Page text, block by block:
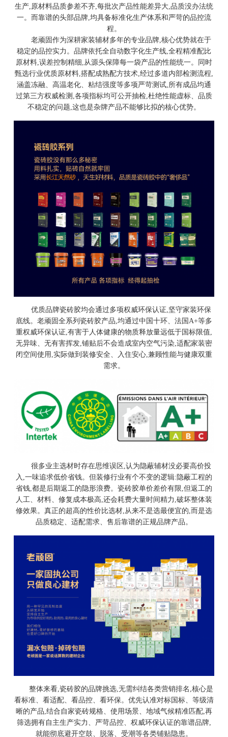
生产,原材料品质参差不齐,每批次产品性能差异大,品质没办法统
一。而靠谱的头部品牌,均具备标准化生产体系和严苛的品控流
程。
老顽固作为深耕家装辅材多年的专业品牌,核心优势就在于
稳定的品控实力。品牌依托全自动数字化生产线,全程精准配比
原材料,误差控制精细,从源头保障每一袋产品的性能统一。同时
甄选行业优质原材料,搭配成熟配方技术,经过多道内部检测流程,
涵盖冻融、高温老化、粘结强度等多项严苛测试,所有成品均通
过第三方权威检测,各项指标均可公开抽检,杜绝性能虚标、品质
不稳定的问题,这也是杂牌产品不能够比拟的核心优势。
优质品牌瓷砖胶均会通过多项权威环保认证,坚守家装环保
底线。老顽固全系列瓷砖胶产品,均通过中国十环、法国A+等多
重权威环保认证,有害于人体健康的物质释放量远低于国标限值,
无异味、无有害挥发,铺贴后不会造成室内空气污染,适配家装密
闭空间使用,实际做到装修安全、入住安心,兼顾性能与健康双重
需求。
很多业主选材时存在思维误区,认为隐蔽辅材没必要高价投
入,一味追求低价省钱。但装修行业有个不变的逻辑:隐蔽工程的
省钱,都是后期返工的隐形浪费。瓷砖胶单价差价有限,但返工的
人工、材料、修复成本极高,还会耗费大量时间精力,破坏整体装
修效果。真正的超高的性价比选材,从来不是选最便宜的,而是选
品质稳定、适配需求、售后靠谱的正规品牌产品。
整体来看,瓷砖胶的品牌挑选,无需纠结各类营销排名,核心是
看标准、看适配、看品控、看环保。优先认准对标国标、等级清
晰的产品,结合自家瓷砖规格、使用场景、地域气候精准匹配,再
筛选拥有自主生产实力、严苛品控、权威环保认证的靠谱品牌,
就能彻底避开空鼓、脱落、受潮等各类铺贴隐患。